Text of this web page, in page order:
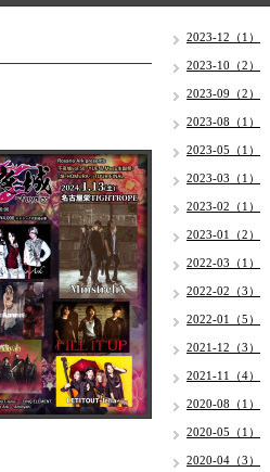
2023-12（1）
2023-10（2）
2023-09（2）
2023-08（1）
2023-05（1）
2023-03（1）
2023-02（1）
2023-01（2）
2022-03（1）
2022-02（3）
2022-01（5）
2021-12（3）
2021-11（4）
2020-08（1）
2020-05（1）
2020-04（3）